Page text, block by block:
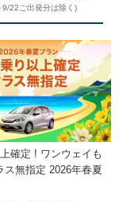
22ご出発分は除く)
確定 ! ワンウェイも
ス無指定 2026年春夏